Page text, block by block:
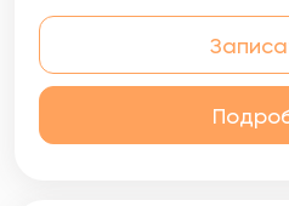
быстро помочь клиенту
лучше. Этот подход
обучение клиентов
жизненным трудностям
эффективно, не